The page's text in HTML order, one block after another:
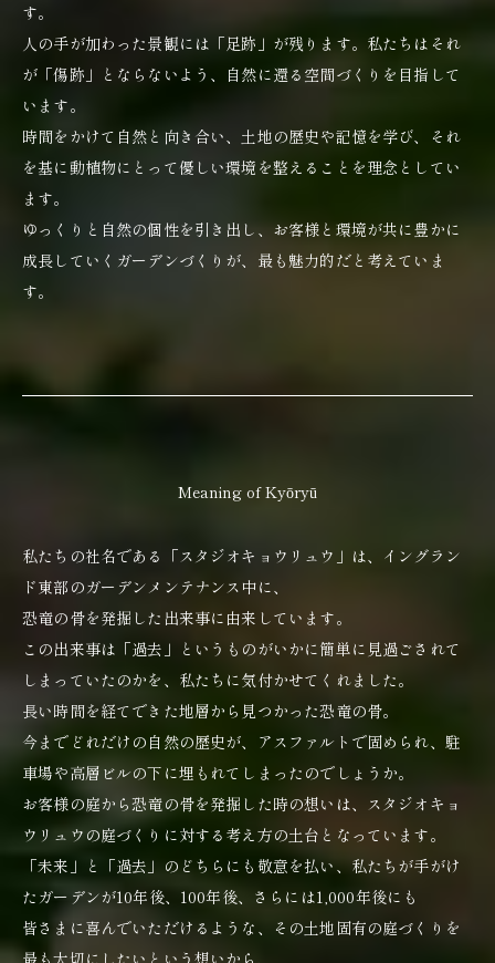
す。
人の手が加わった景観には「足跡」が残ります。私たちはそれ
が「傷跡」とならないよう、自然に還る空間づくりを目指して
います。
時間をかけて自然と向き合い、土地の歴史や記憶を学び、それ
を基に動植物にとって優しい環境を整えることを理念としてい
ます。
ゆっくりと自然の個性を引き出し、お客様と環境が共に豊かに
成長していくガーデンづくりが、最も魅力的だと考えていま
す。
Meaning of Kyōryū
私たちの社名である「スタジオキョウリュウ」は、イングラン
ド東部のガーデンメンテナンス中に、
恐竜の骨を発掘した出来事に由来しています。
この出来事は「過去」というものがいかに簡単に見過ごされて
しまっていたのかを、私たちに気付かせてくれました。
長い時間を経てできた地層から見つかった恐竜の骨。
今までどれだけの自然の歴史が、アスファルトで固められ、駐
車場や高層ビルの下に埋もれてしまったのでしょうか。
お客様の庭から恐竜の骨を発掘した時の想いは、スタジオキョ
ウリュウの庭づくりに対する考え方の土台となっています。
「未来」と「過去」のどちらにも敬意を払い、私たちが手がけ
たガーデンが10年後、100年後、さらには1,000年後にも
皆さまに喜んでいただけるような、その土地固有の庭づくりを